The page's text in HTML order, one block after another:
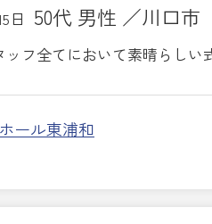
日 50代 男性 ／川口市
フ全てにおいて素晴らしい
ール東浦和